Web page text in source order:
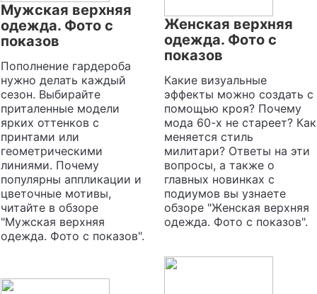
Мужская верхняя
одежда. Фото с
показов
Пополнение гардероба
нужно делать каждый
сезон. Выбирайте
приталенные модели
ярких оттенков с
принтами или
геометрическими
линиями. Почему
популярны аппликации и
цветочные мотивы,
читайте в обзоре
"Мужская верхняя
одежда. Фото с показов".
Женская верхняя
одежда. Фото с
показов
Какие визуальные
эффекты можно создать с
помощью кроя? Почему
мода 60-х не стареет? Как
меняется стиль
милитари? Ответы на эти
вопросы, а также о
главных новинках с
подиумов вы узнаете
обзоре "Женская верхняя
одежда. Фото с показов".